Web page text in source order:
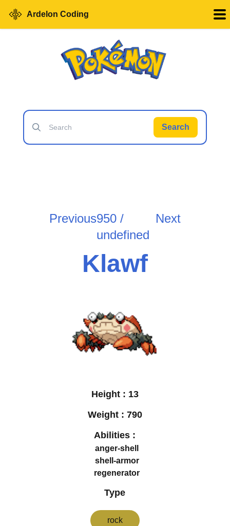
Ardelon Coding
Search
Previous950 /
undefined
Next
Klawf
Height : 13
Weight : 790
Abilities :
anger-shell
shell-armor
regenerator
Type
rock